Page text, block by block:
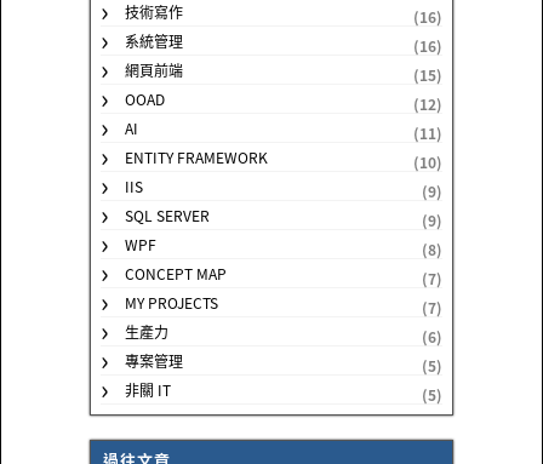
技術寫作
(16)
系統管理
(16)
網頁前端
(15)
OOAD
(12)
AI
(11)
ENTITY FRAMEWORK
(10)
IIS
(9)
SQL SERVER
(9)
WPF
(8)
CONCEPT MAP
(7)
MY PROJECTS
(7)
生產力
(6)
專案管理
(5)
非關 IT
(5)